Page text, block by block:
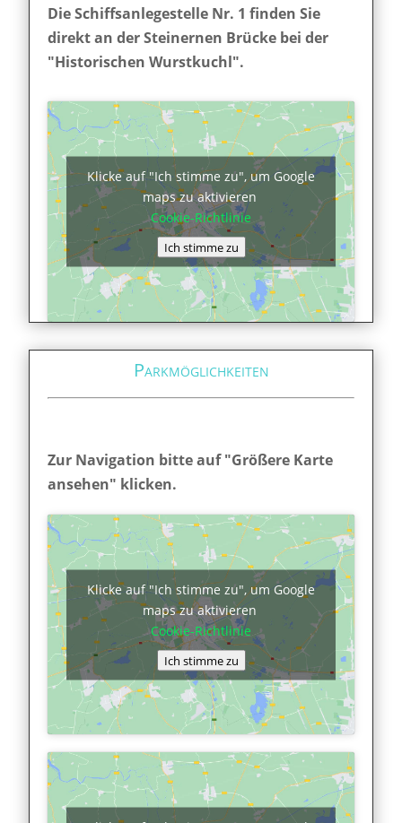
Die Schiffsanlegestelle Nr. 1 finden Sie
direkt an der Steinernen Brücke bei der
"Historischen Wurstkuchl".
Klicke auf "Ich stimme zu", um Google
maps zu aktivieren
Cookie-Richtlinie
Ich stimme zu
Parkmöglichkeiten
Zur Navigation bitte auf "Größere Karte
ansehen" klicken.
Klicke auf "Ich stimme zu", um Google
maps zu aktivieren
Cookie-Richtlinie
Ich stimme zu